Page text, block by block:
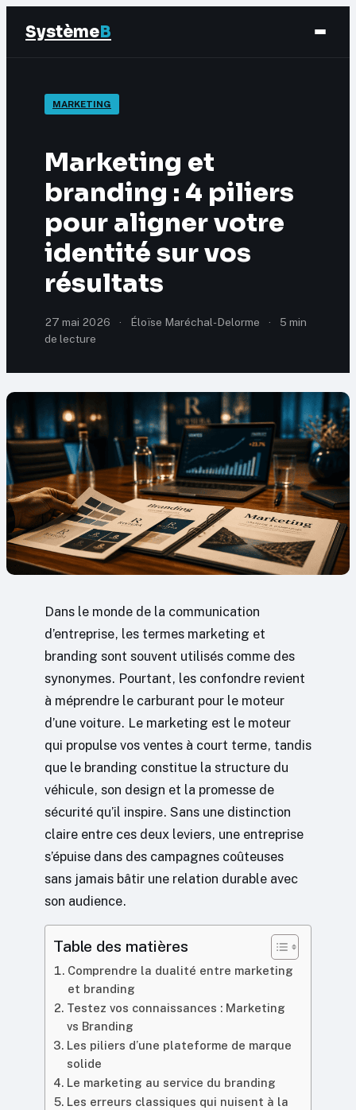
SystèmeB
Finance
Éducation & Emploi
Marketing
MARKETING
Marketing et
branding : 4 piliers
pour aligner votre
identité sur vos
résultats
27 mai 2026 · Éloïse Maréchal-Delorme ·
5 min
de lecture
Dans le monde de la communication
d’entreprise, les termes marketing et
branding sont souvent utilisés comme des
synonymes. Pourtant, les confondre revient
à méprendre le carburant pour le moteur
d’une voiture. Le marketing est le moteur
qui propulse vos ventes à court terme, tandis
que le branding constitue la structure du
véhicule, son design et la promesse de
sécurité qu’il inspire. Sans une distinction
claire entre ces deux leviers, une entreprise
s’épuise dans des campagnes coûteuses
sans jamais bâtir une relation durable avec
son audience.
Table des matières
Comprendre la dualité entre marketing
et branding
Testez vos connaissances : Marketing
vs Branding
Les piliers d’une plateforme de marque
solide
Le marketing au service du branding
Les erreurs classiques qui nuisent à la